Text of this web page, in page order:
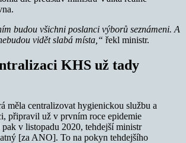
budou všichni poslanci výborů seznámeni. A
vidět slabá místa,“ řekl ministr.
KHS už tady
měla centralizovat hygienickou službu a
připravil už v prvním roce epidemie
v listopadu 2020, tehdejší ministr
[za ANO]. To na pokyn tehdejšího